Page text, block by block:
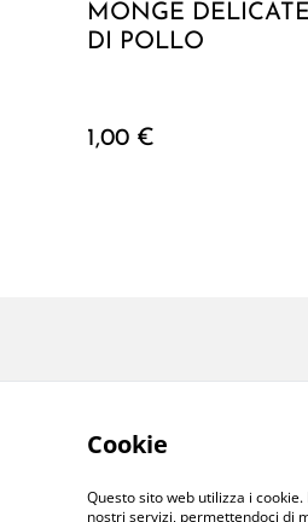
MONGE
DI POLLO
1,00 €
Cookie
Questo sito web utilizza i
nostri servizi, permettendoci di